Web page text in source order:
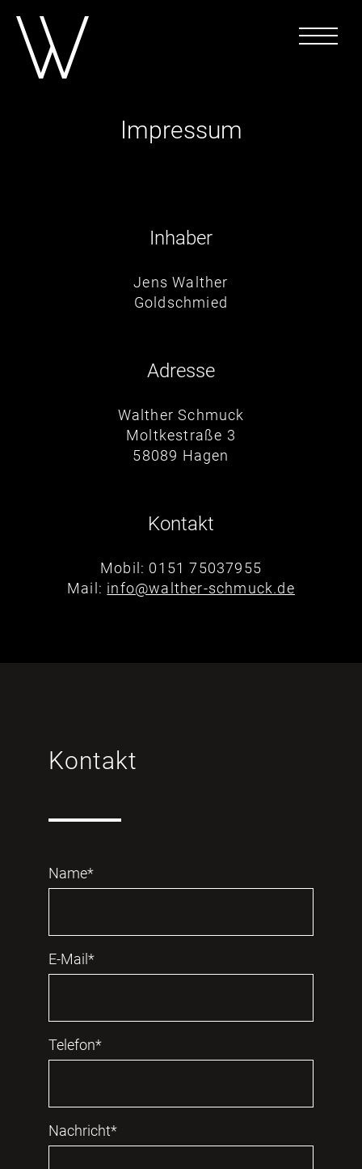
Impressum
Inhaber
Jens Walther
Goldschmied
Adresse
Walther Schmuck
Moltkestraße 3
58089 Hagen
Kontakt
Mobil: 0151 75037955
Mail: info@walther-schmuck.de
Kontakt
Name*
E-Mail*
Telefon*
Nachricht*